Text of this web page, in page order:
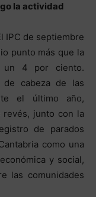
la actividad
IPC de septiembre
punto más que la
un 4 por ciento.
cabeza de las
el último año,
revés, junto con la
de parados
como una
y social,
las comunidades